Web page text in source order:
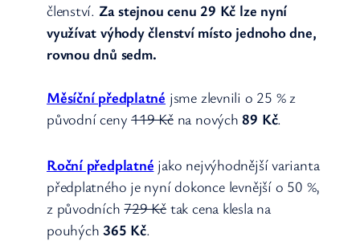
členství. Za stejnou cenu 29 Kč lze nyní
využívat výhody členství místo jednoho dne,
rovnou dnů sedm.
Měsíční předplatné jsme zlevnili o 25 % z
původní ceny119 Kčna nových89 Kč.
Roční předplatné jako nejvýhodnější varianta
předplatného je nyní dokonce levnější o 50 %,
z původních729 Kč tak cena klesla na
pouhých365 Kč.